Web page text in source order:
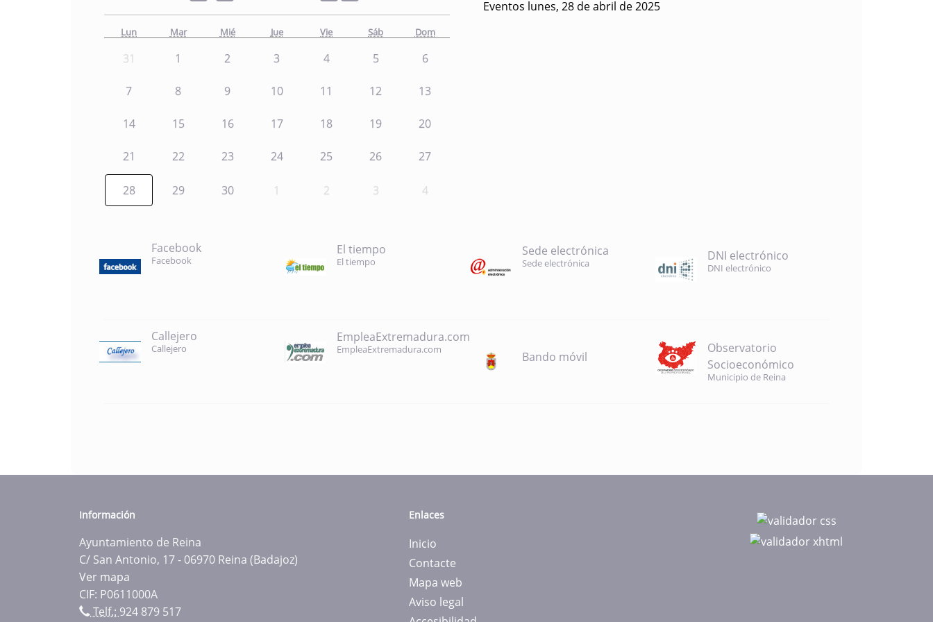
Lun Mar Mié Jue Vie Sáb Dom
31 1 2 3 4 5 6
7 8 9 10 11 12 13
14 15 16 17 18 19 20
21 22 23 24 25 26 27
28 29 30 1 2 3 4
Eventos lunes, 28 de abril de 2025
Facebook
Facebook
El tiempo
El tiempo
Sede electrónica
Sede electrónica DNI electrónico
DNI electrónico
Callejero
Callejero
EmpleaExtremadura.com
EmpleaExtremadura.com
Bando móvil
Observatorio
Socioeconómico
Municipio de Reina
Información
Ayuntamiento de Reina
C/ San Antonio, 17 - 06970 Reina (Badajoz)
Ver mapa
CIF: P0611000A
Telf.:924 879 517
Enlaces
Inicio
Contacte
Mapa web
Aviso legal